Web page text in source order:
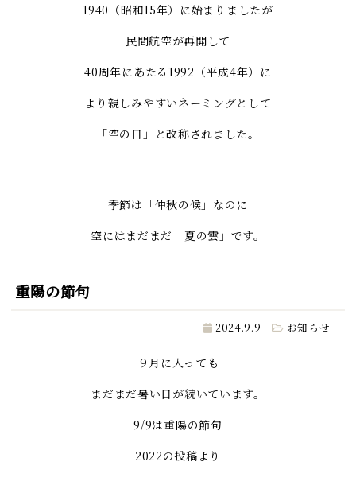
1940（昭和15年）に始まりましたが
民間航空が再開して
40周年にあたる1992（平成4年）に
より親しみやすいネーミングとして
「空の日」と改称されました。
季節は「仲秋の候」なのに
空にはまだまだ「夏の雲」です。
重陽の節句
2024.9.9 お知らせ
９月に入っても
まだまだ暑い日が続いています。
9/9は重陽の節句
2022の投稿より